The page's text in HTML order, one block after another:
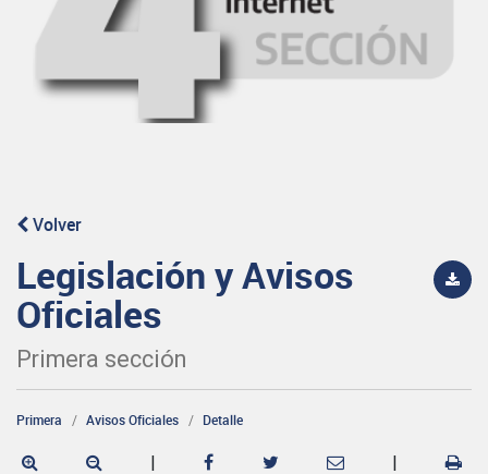
Volver
Legislación y Avisos
Oficiales
Primera sección
Primera Avisos Oficiales Detalle
| |